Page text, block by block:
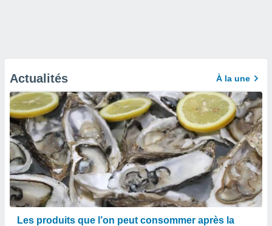
Actualités À la une
Les produits que l’on peut consommer après la